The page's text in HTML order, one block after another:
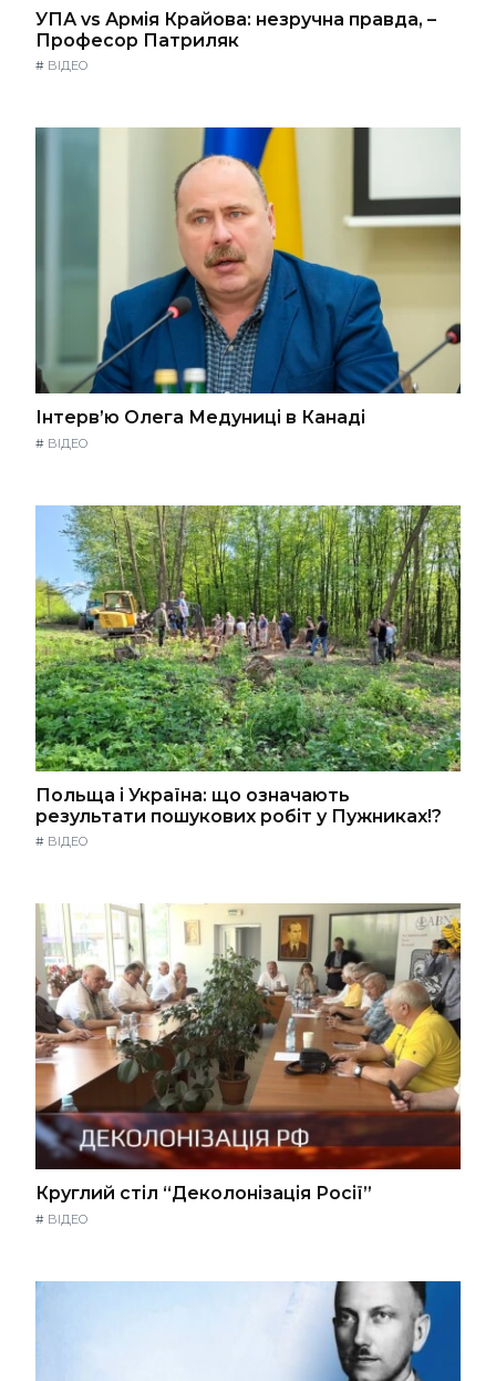
УПА vs Армія Крайова: незручна правда, –
Професор Патриляк
# ВІДЕО
Інтерв’ю Олега Медуниці в Канаді
# ВІДЕО
Польща і Україна: що означають
результати пошукових робіт у Пужниках!?
# ВІДЕО
Круглий стіл “Деколонізація Росії”
# ВІДЕО